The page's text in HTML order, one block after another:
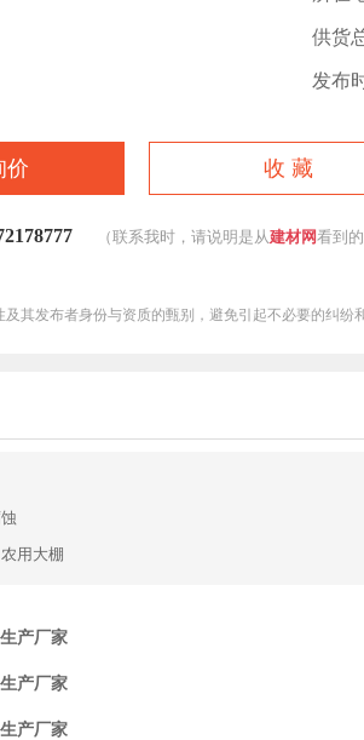
供货
发布
价 收 藏
（联系我时，请说明是从建材网看到
其发布者身份与资质的甄别，避免引起不必要的纠纷
用大棚
产厂家
产厂家
产厂家